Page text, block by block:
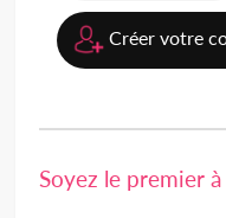
Créer votre
Soyez le premier